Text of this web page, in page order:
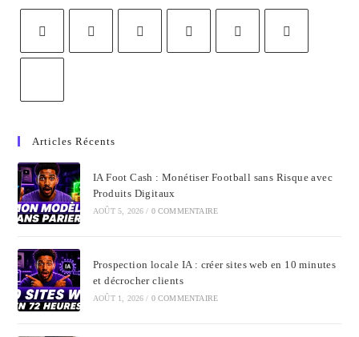
Articles Récents
IA Foot Cash : Monétiser Football sans Risque avec
Produits Digitaux
AOÛT 5, 2026 / 0 COMMENTAIRE
Prospection locale IA : créer sites web en 10 minutes
et décrocher clients
AOÛT 1, 2026 / 0 COMMENTAIRE